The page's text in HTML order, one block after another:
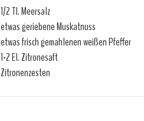
1/2 Tl. Meersalz
etwas geriebene Muskatnuss
etwas frisch gemahlenen weißen Pfeffer
1-2 El. Zitronesaft
Zitronenzesten